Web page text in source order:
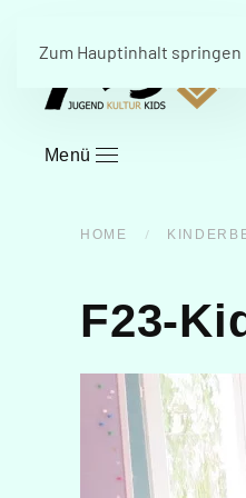
Zum Hauptinhalt springen
Menü
HOME
F23-